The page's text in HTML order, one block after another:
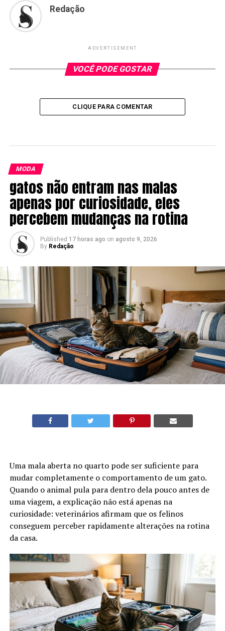
Redação
ADVERTISEMENT
VOCÊ PODE GOSTAR
CLIQUE PARA COMENTAR
MODA
gatos não entram nas malas
apenas por curiosidade, eles
percebem mudanças na rotina
Published 17 horas ago on agosto 9, 2026
By Redação
Uma mala aberta no quarto pode ser suficiente para
mudar completamente o comportamento de um gato.
Quando o animal pula para dentro dela pouco antes de
uma viagem, a explicação não está apenas na
curiosidade: veterinários afirmam que os felinos
conseguem perceber rapidamente alterações na rotina
da casa.